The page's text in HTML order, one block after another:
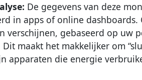
De gegevens van deze
in apps of online dashboards.
verschijnen, gebaseerd op uw
maakt het makkelijker om
apparaten die energie